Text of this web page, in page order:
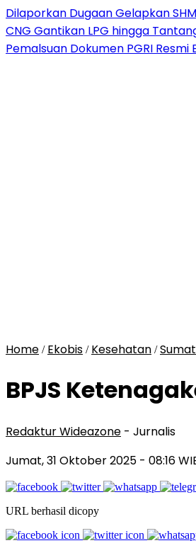
Dilaporkan Dugaan Gelapkan
CNG Gantikan LPG hingga
Pemalsuan Dokumen PGRI
Home / Ekobis / Kesehatan /
BPJS
Redaktur Wideazone - Jurnalis
Jumat, 31 Oktober 2025 - 08:16
URL berhasil dicopy